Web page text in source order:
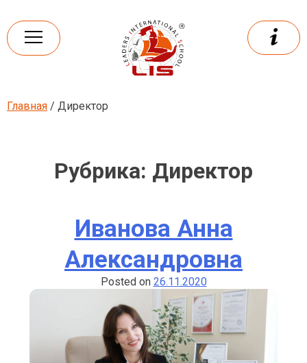
content
Leaders
International school
Главная / Директор
Рубрика: Директор
Иванова Анна
Александровна
Posted on 26.11.2020